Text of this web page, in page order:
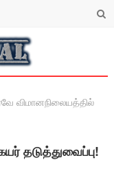
விமானநிலையத்தில்
தடுத்துவைப்பு!